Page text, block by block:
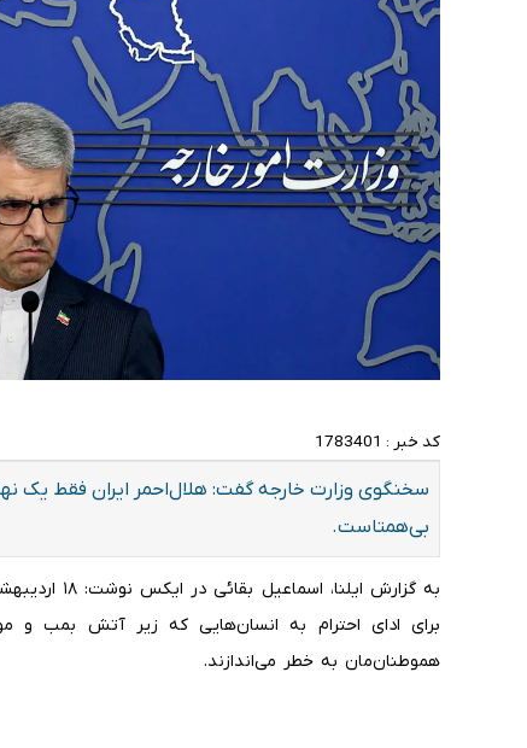
کد خبر : 1783401
سخنگوی وزارت خارجه گفت: هلال‌احمر ایران فقط یک
بی‌همتاست.
برای ادای احترام به انسان‌هایی که زیر آتش بمب
هموطنان‌مان به خطر می‌اندازند.